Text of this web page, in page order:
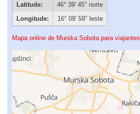
Latitude:
46° 39′ 45″ norte
Longitude:
16° 09′ 59″ leste
Mapa online de Murska Sobota para viajantes